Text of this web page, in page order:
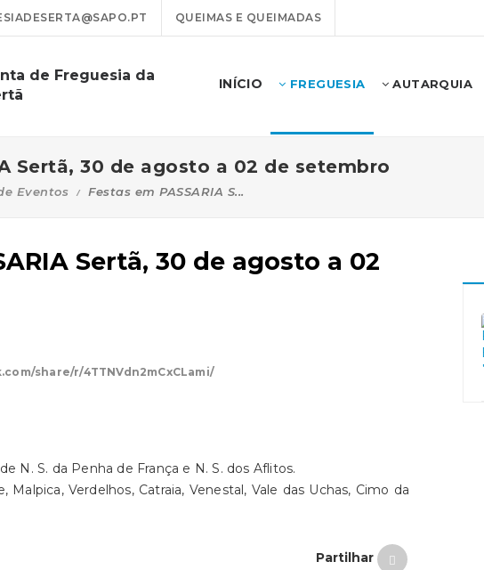
QUEIMAS E QUEIMADAS
de Freguesia da
INÍCIO FREGUESIA AUTARQUIA
Sertã, 30 de agosto a 02 de setembro
Eventos Festas em PASSARIA S...
Sertã, 30 de agosto a 02
share/r/4TTNVdn2mCxCLami/
N. S. da Penha de França e N. S. dos Aflitos.
Malpica, Verdelhos, Catraia, Venestal, Vale das Uchas, Cimo da
Partilhar